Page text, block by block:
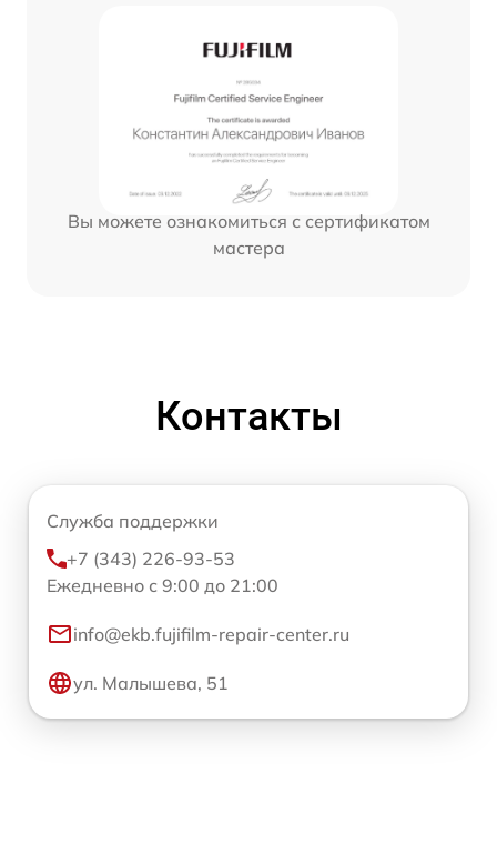
Вы можете ознакомиться с сертификатом
мастера
Контакты
Служба поддержки
+7 (343) 226-93-53
Ежедневно с 9:00 до 21:00
info@ekb.fujifilm-repair-center.ru
ул. Малышева, 51